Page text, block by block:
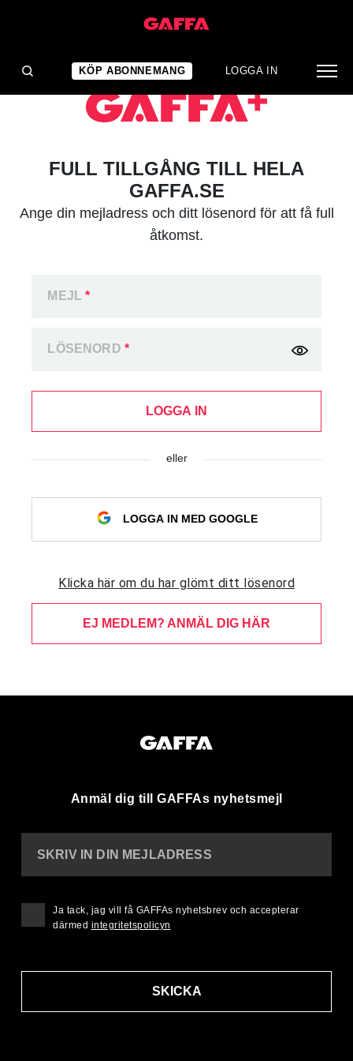
KÖP ABONNEMANG LOGGA IN
FULL TILLGÅNG TILL HELA
GAFFA.SE
Ange din mejladress och ditt lösenord för att få full
åtkomst.
MEJL*
LÖSENORD *
LOGGA IN
eller
LOGGA IN MED GOOGLE
Klicka här om du har glömt ditt lösenord
EJ MEDLEM? ANMÄL DIG HÄR
Anmäl dig till GAFFAs nyhetsmejl
SKRIV IN DIN MEJLADRESS
SKICKA
Ja tack, jag vill få GAFFAs nyhetsbrev och accepterar
därmed integritetspolicyn